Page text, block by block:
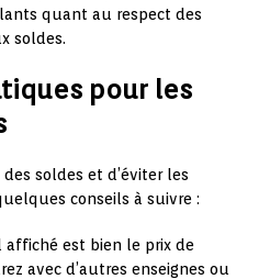
quant au respect des
soldes.
pour les
soldes et d’éviter les
conseils à suivre :
affiché est bien le prix de
avec d’autres enseignes ou